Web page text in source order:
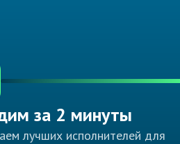
за 2 минуты
лучших исполнителей для